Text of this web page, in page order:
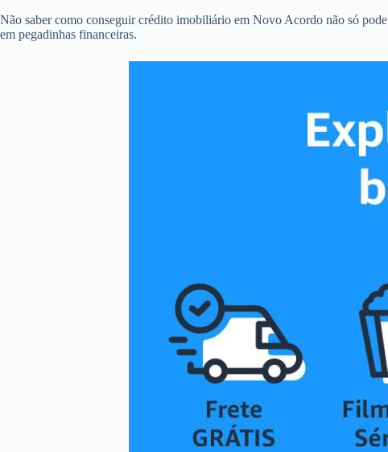
Não saber como conseguir crédito imobiliário em Novo Acordo não só
em pegadinhas financeiras.